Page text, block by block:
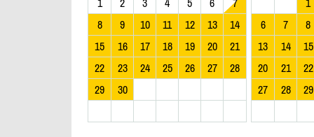
1 2 3 4 5 6
7
8
9 10 11 12 13
14
15
16 17 18 19 20
21
22
23 24 25 26 27
28
29
30
1
6
7 8
13
14 15
20
21 22
27
28 29